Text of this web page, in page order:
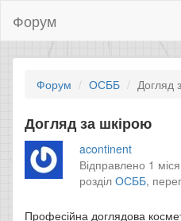
Форум
Форум ОСББ Догляд
Догляд за шкірою
acontinent
Відправлено 1
розділОСББ,
Професійна доглядова